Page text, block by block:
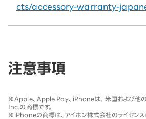
cts/accessory-warranty-
注意事項
※ Apple、Apple Pay、iPhoneは、米国および他
Inc.の商標です。
※ iPhoneの商標は、アイホン株式会社のライセン